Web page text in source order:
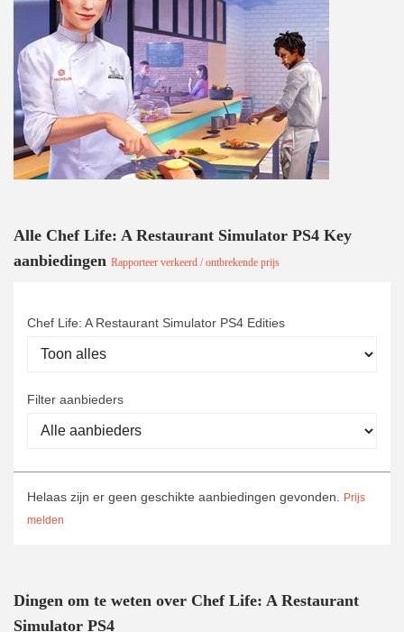
Alle Chef Life: A Restaurant Simulator PS4 Key
aanbiedingen Rapporteer verkeerd / ontbrekende prijs
Chef Life: A Restaurant Simulator PS4 Edities
Filter aanbieders
Helaas zijn er geen geschikte aanbiedingen gevonden.
Prijs
melden
Dingen om te weten over Chef Life: A Restaurant
Simulator PS4